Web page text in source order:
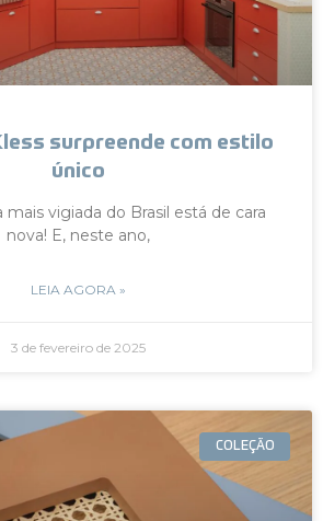
surpreende com estilo
único
mais vigiada do Brasil está de cara
nova! E, neste ano,
LEIA AGORA »
3 de fevereiro de 2025
COLEÇÃO